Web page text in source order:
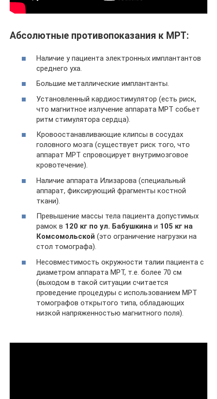
Абсолютные противопоказания к МРТ:
Наличие у пациента электронных имплантантов
среднего уха.
Большие металлические имплантанты.
Установленный кардиостимулятор (есть риск,
что магнитное излучение аппарата МРТ собьет
ритм стимулятора сердца).
Кровоостанавливающие клипсы в сосудах
головного мозга (существует риск того, что
аппарат МРТ спровоцирует внутримозговое
кровотечение).
Наличие аппарата Илизарова (специальный
аппарат, фиксирующий фрагменты костной
ткани).
Превышение массы тела пациента допустимых
рамок в 120 кг по ул. Бабушкина и 105 кг на
Комсомольской (это ограничение нагрузки на
стол томографа).
Несовместимость окружности талии пациента с
диаметром аппарата МРТ, т.е. более 70 см
(выходом в такой ситуации считается
проведение процедуры с использованием МРТ
томографов открытого типа, обладающих
низкой напряженностью магнитного поля).